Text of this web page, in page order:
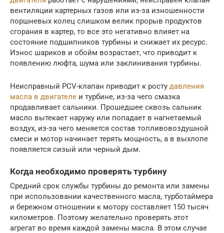
вентиляции картерных газов или из-за изношенности
поршневых колец слишком велик прорыв продуктов
сгорания в картер, то все это негативно влияет на
состояние подшипников турбины и снижает их ресурс.
Износ шариков и обойм возрастает, что приводит к
появлению люфта, шума или заклинивания турбины.
Неисправный PCV-клапан приводит к росту давления
масла в двигателе и турбине, из-за чего смазка
продавливает сальники. Прошедшее сквозь сальник
масло вытекает наружу или попадает в нагнетаемый
воздух, из-за чего меняется состав топливовоздушной
смеси и мотор начинает терять мощность, а в выхлопе
появляется сизый или черный дым.
Когда необходимо проверять турбину
Средний срок службы турбины до ремонта или замены
при использовании качественного масла, турботаймера
и бережном отношении к мотору составляет 150 тысяч
километров. Поэтому желательно проверять этот
агрегат во время каждой замены масла. В этом случае